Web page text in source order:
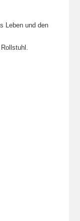
Leben und den